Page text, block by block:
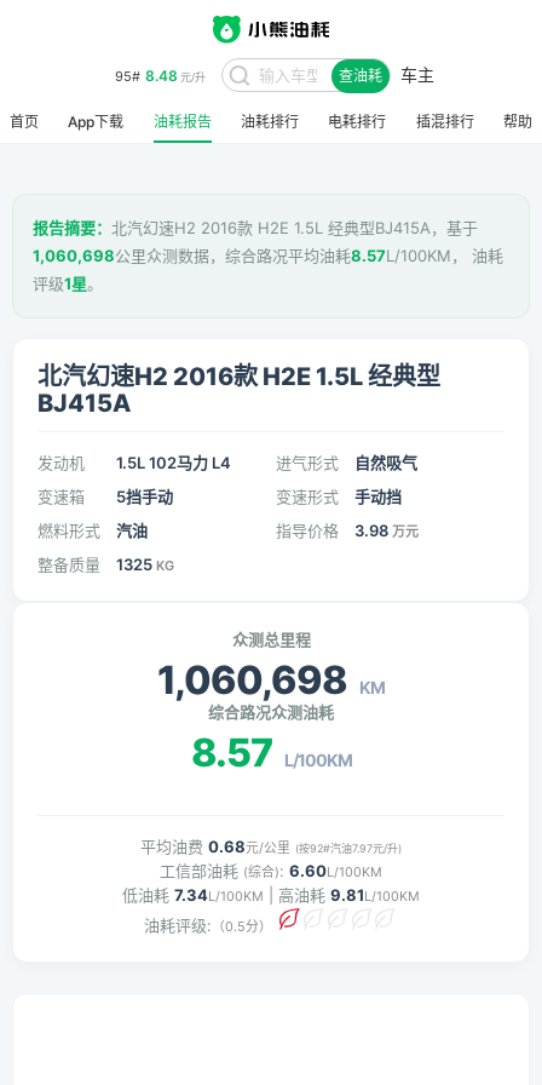
95# 8.48 元/升 查油耗 车主
首页 App下载 油耗报告 油耗排行 电耗排行 插混排行 帮助
报告摘要： 北汽幻速H2 2016款 H2E 1.5L 经典型BJ415A，基于
1,060,698公里众测数据，综合路况平均油耗8.57L/100KM， 油耗
评级1星。
北汽幻速H2 2016款 H2E 1.5L 经典型
BJ415A
发动机 1.5L 102马力 L4 进气形式
自然吸气
变速箱
5挡手动 变速形式
手动挡
燃料形式
汽油 指导价格 3.98 万元
整备质量 1325 KG
众测总里程
1,060,698 KM
综合路况众测油耗
8.57 L/100KM
平均油费 0.68元/公里 (按92#汽油7.97元/升)
工信部油耗 (综合): 6.60L/100KM
低油耗 7.34L/100KM | 高油耗 9.81L/100KM
油耗评级: （0.5分）